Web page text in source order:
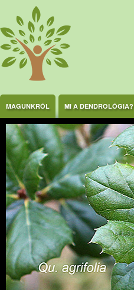
Ugrás a tartalomra
MAGUNKRÓL MI A DENDROLÓGIA?